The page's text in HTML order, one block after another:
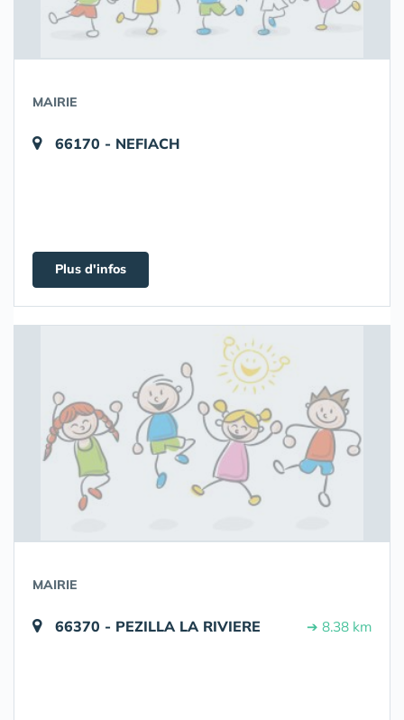
MAIRIE
66170 - NEFIACH
Plus d'infos
MAIRIE
66370 - PEZILLA LA RIVIERE ➔ 8.38 km